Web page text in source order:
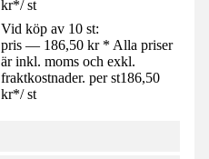
kr*/ st
Vid köp av 10 st:
pris — 186,50 kr * Alla priser
är inkl. moms och exkl.
fraktkostnader. per st186,50
kr*/ st